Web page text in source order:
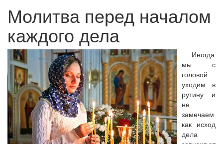
Молитва перед началом
каждого дела
Иногда
мы с
головой
уходим в
рутину и
не
замечаем
как исход
дела